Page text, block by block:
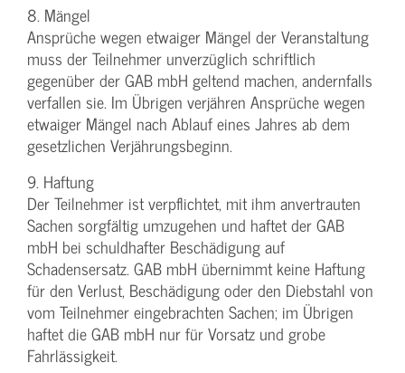
8. Mängel
Ansprüche wegen etwaiger Mängel der Veranstaltung
muss der Teilnehmer unverzüglich schriftlich
gegenüber der GAB mbH geltend machen, andernfalls
verfallen sie. Im Übrigen verjähren Ansprüche wegen
etwaiger Mängel nach Ablauf eines Jahres ab dem
gesetzlichen Verjährungsbeginn.
9. Haftung
Der Teilnehmer ist verpflichtet, mit ihm anvertrauten
Sachen sorgfältig umzugehen und haftet der GAB
mbH bei schuldhafter Beschädigung auf
Schadensersatz. GAB mbH übernimmt keine Haftung
für den Verlust, Beschädigung oder den Diebstahl von
vom Teilnehmer eingebrachten Sachen; im Übrigen
haftet die GAB mbH nur für Vorsatz und grobe
Fahrlässigkeit.